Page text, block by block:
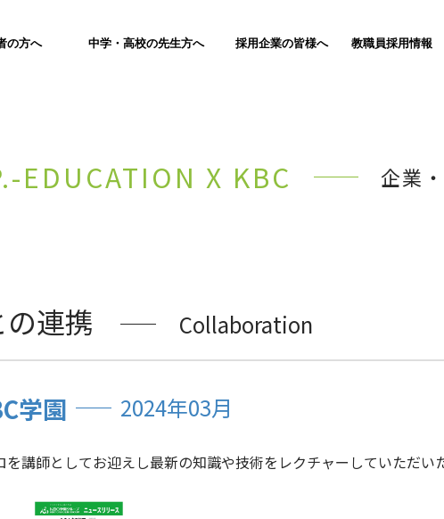
の方へ 中学・高校の先生方へ 採用企業の皆様へ 教職員採用情報
EDUCATION X KBC 企業
連携 Collaboration
学園 2024年03月
講師としてお迎えし最新の知識や技術をレクチャーしていただい